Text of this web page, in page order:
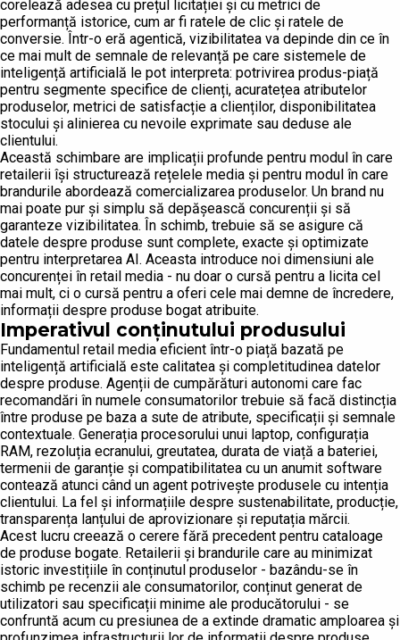
corelează adesea cu prețul licitației și cu metrici de
performanță istorice, cum ar fi ratele de clic și ratele de
conversie. Într-o eră agentică, vizibilitatea va depinde din ce în
ce mai mult de semnale de relevanță pe care sistemele de
inteligență artificială le pot interpreta: potrivirea produs-piață
pentru segmente specifice de clienți, acuratețea atributelor
produselor, metrici de satisfacție a clienților, disponibilitatea
stocului și alinierea cu nevoile exprimate sau deduse ale
clientului.
Această schimbare are implicații profunde pentru modul în care
retailerii își structurează rețelele media și pentru modul în care
brandurile abordează comercializarea produselor. Un brand nu
mai poate pur și simplu să depășească concurenții și să
garanteze vizibilitatea. În schimb, trebuie să se asigure că
datele despre produse sunt complete, exacte și optimizate
pentru interpretarea AI. Aceasta introduce noi dimensiuni ale
concurenței în retail media - nu doar o cursă pentru a licita cel
mai mult, ci o cursă pentru a oferi cele mai demne de încredere,
informații despre produse bogat atribuite.
Imperativul conținutului produsului
Fundamentul retail media eficient într-o piață bazată pe
inteligență artificială este calitatea și completitudinea datelor
despre produse. Agenții de cumpărături autonomi care fac
recomandări în numele consumatorilor trebuie să facă distincția
între produse pe baza a sute de atribute, specificații și semnale
contextuale. Generația procesorului unui laptop, configurația
RAM, rezoluția ecranului, greutatea, durata de viață a bateriei,
termenii de garanție și compatibilitatea cu un anumit software
contează atunci când un agent potrivește produsele cu intenția
clientului. La fel și informațiile despre sustenabilitate, producție,
transparența lanțului de aprovizionare și reputația mărcii.
Acest lucru creează o cerere fără precedent pentru cataloage
de produse bogate. Retailerii și brandurile care au minimizat
istoric investițiile în conținutul produselor - bazându-se în
schimb pe recenzii ale consumatorilor, conținut generat de
utilizatori sau specificații minime ale producătorului - se
confruntă acum cu presiunea de a extinde dramatic amploarea și